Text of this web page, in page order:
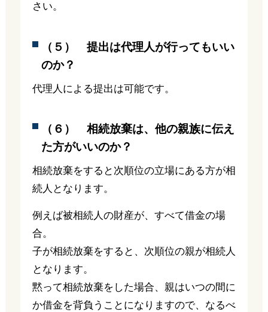
さい。
（５） 提出は代理人が行ってもいい
のか？
代理人による提出は可能です。
（６） 相続放棄は、他の親族に伝え
た方がいいのか？
相続放棄をすると次順位の立場にある方が相
続人となります。
例えば被相続人の財産が、すべて借金の場
合。
子が相続放棄をすると、次順位の親が相続人
となります。
黙って相続放棄をした場合、親はいつの間に
か借金を背負うことになりますので、なるべ